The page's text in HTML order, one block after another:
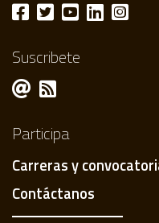
Suscribete
Participa
Carreras y
Contáctanos